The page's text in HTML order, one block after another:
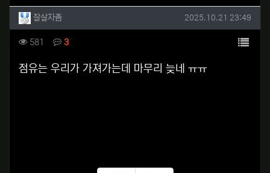
작성자 정보
잘살자좀작성 작성일
2025.10.21 23:49
컨텐츠 정보
581 조회 3댓글 목록
본문
점유는 우리가 가져가는데 마무리 늦네 ㅠㅠ